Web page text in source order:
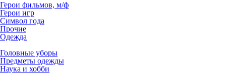
Герои фильмов, м/ф
Герои игр
Символ года
Прочие
Одежда
Головные уборы
Предметы одежды
Наука и хобби